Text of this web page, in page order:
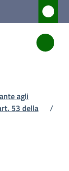
agli
53 della
/